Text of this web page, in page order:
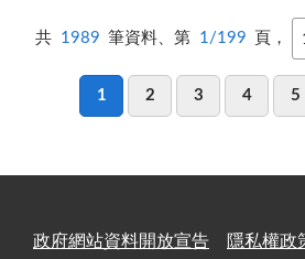
共 1989 筆資料、第 1/199 頁，
1 2 3 4 5
政府網站資料開放宣告 隱私權政